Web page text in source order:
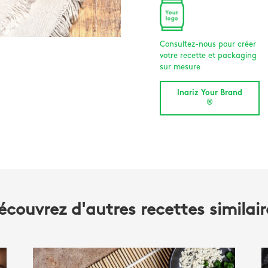
Consultez-nous pour créer
votre recette et packaging
sur mesure
Inariz Your Brand
®
d'autres recettes